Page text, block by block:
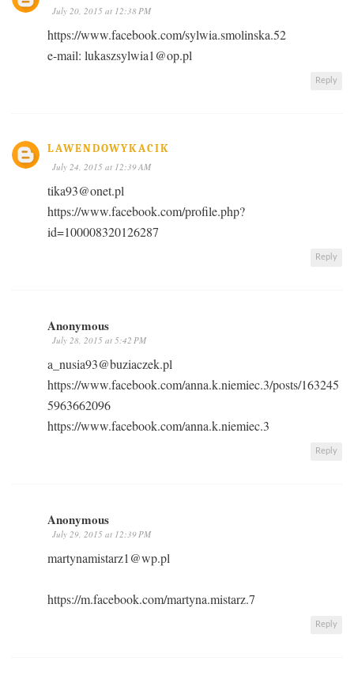
July 20, 2015 at 12:38 PM
https://www.facebook.com/sylwia.smolinska.52
e-mail: lukaszsylwia1@op.pl
Reply
LAWENDOWYKACIK
July 24, 2015 at 12:39 AM
tika93@onet.pl
https://www.facebook.com/profile.php?
id=100008320126287
Reply
Anonymous
July 28, 2015 at 5:42 PM
a_nusia93@buziaczek.pl
https://www.facebook.com/anna.k.niemiec.3/posts/163245
5963662096
https://www.facebook.com/anna.k.niemiec.3
Reply
Anonymous
July 29, 2015 at 12:39 PM
martynamistarz1@wp.pl
https://m.facebook.com/martyna.mistarz.7
Reply